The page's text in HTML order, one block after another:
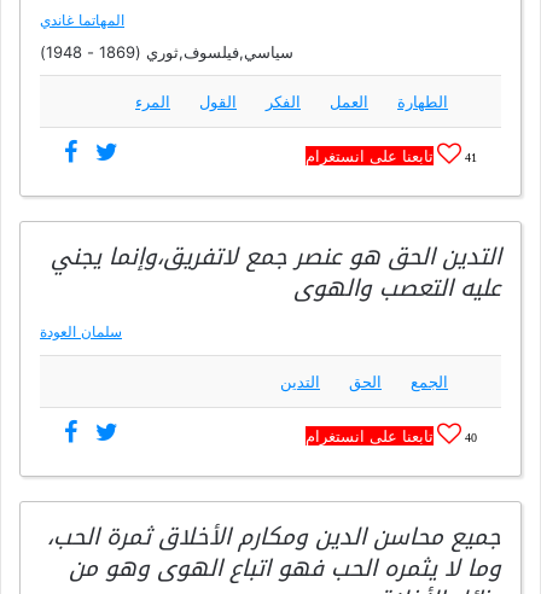
المهاتما غاندي
سياسي,فيلسوف,ثوري (1869 - 1948)
الطهارة العمل الفكر القول المرء
41 تابعنا على انستغرام
التدين الحق هو عنصر جمع لاتفريق،وإنما يجني
عليه التعصب والهوى
سلمان العودة
الجمع الحق التدين
40 تابعنا على انستغرام
جميع محاسن الدين ومكارم الأخلاق ثمرة الحب،
وما لا يثمره الحب فهو اتباع الهوى وهو من